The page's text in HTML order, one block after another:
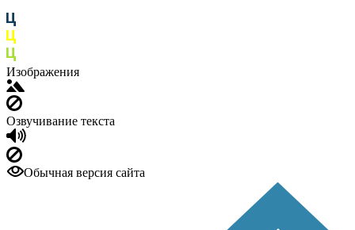
Изображения
Озвучивание текста
Обычная версия сайта